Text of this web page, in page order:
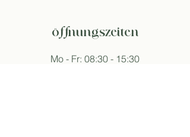
öffnungszeiten
Mo - Fr: 08:30 - 15:30